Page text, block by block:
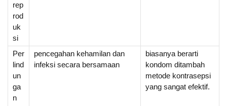
rep
rod
uk
si
Per
lind
un
ga
n
pencegahan kehamilan dan
infeksi secara bersamaan
biasanya berarti
kondom ditambah
metode kontrasepsi
yang sangat efektif.